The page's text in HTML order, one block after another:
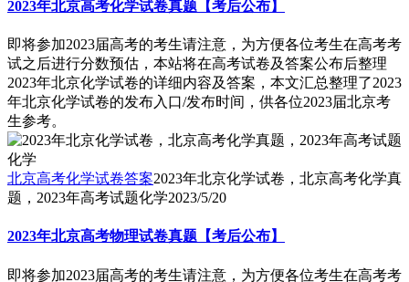
2023年北京高考化学试卷真题【考后公布】
即将参加2023届高考的考生请注意，为方便各位考生在高考考
试之后进行分数预估，本站将在高考试卷及答案公布后整理
2023年北京化学试卷的详细内容及答案，本文汇总整理了2023
年北京化学试卷的发布入口/发布时间，供各位2023届北京考
生参考。
北京高考化学试卷答案2023年北京化学试卷，北京高考化学真
题，2023年高考试题化学2023/5/20
2023年北京高考物理试卷真题【考后公布】
即将参加2023届高考的考生请注意，为方便各位考生在高考考